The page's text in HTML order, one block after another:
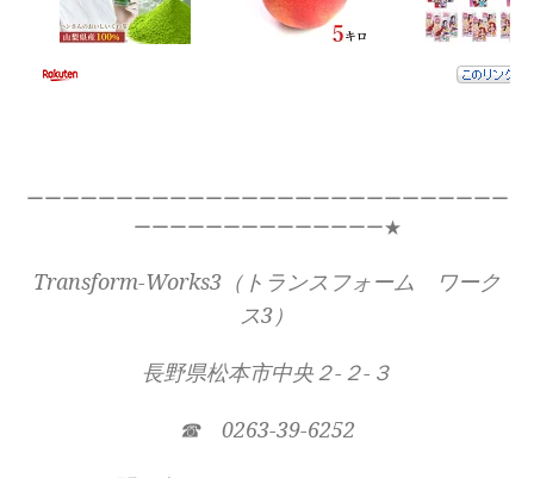
ーーーーーーーーーーーーーーーーーーーーーーーーーーー
ーーーーーーーーーーーーーー★
Transform-Works3（トランスフォーム ワーク
ス3）
長野県松本市中央２-２-３
☎ 0263-39-6252